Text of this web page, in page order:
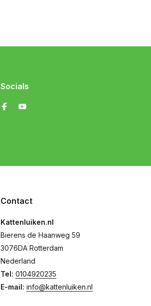
Socials
Contact
Kattenluiken.nl
Bierens de Haanweg 59
3076DA Rotterdam
Nederland
Tel: 0104920235
E-mail: info@kattenluiken.nl